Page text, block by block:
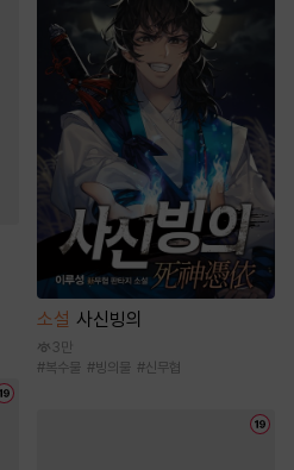
소설 사신빙의
3만
#복수물 #빙의물 #신무협